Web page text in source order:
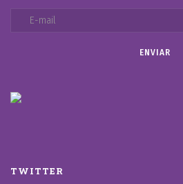
TWITTER